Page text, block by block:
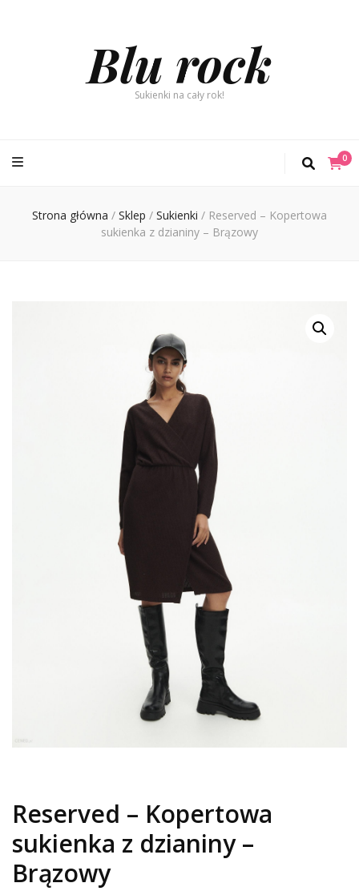
Blu rock
Sukienki na cały rok!
0
Strona główna / Sklep / Sukienki / Reserved – Kopertowa
sukienka z dzianiny – Brązowy
Reserved – Kopertowa
sukienka z dzianiny –
Brązowy